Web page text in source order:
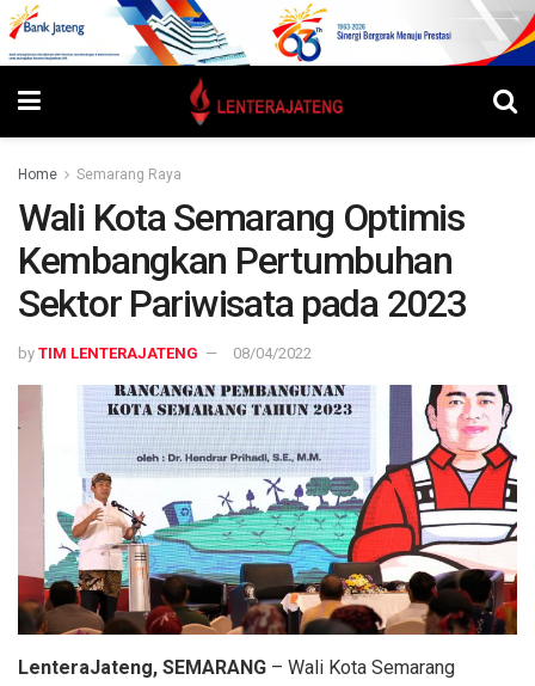
Home Semarang Raya
Wali Kota Semarang Optimis
Kembangkan Pertumbuhan
Sektor Pariwisata pada 2023
by TIM LENTERAJATENG 08/04/2022
LenteraJateng, SEMARANG – Wali Kota Semarang